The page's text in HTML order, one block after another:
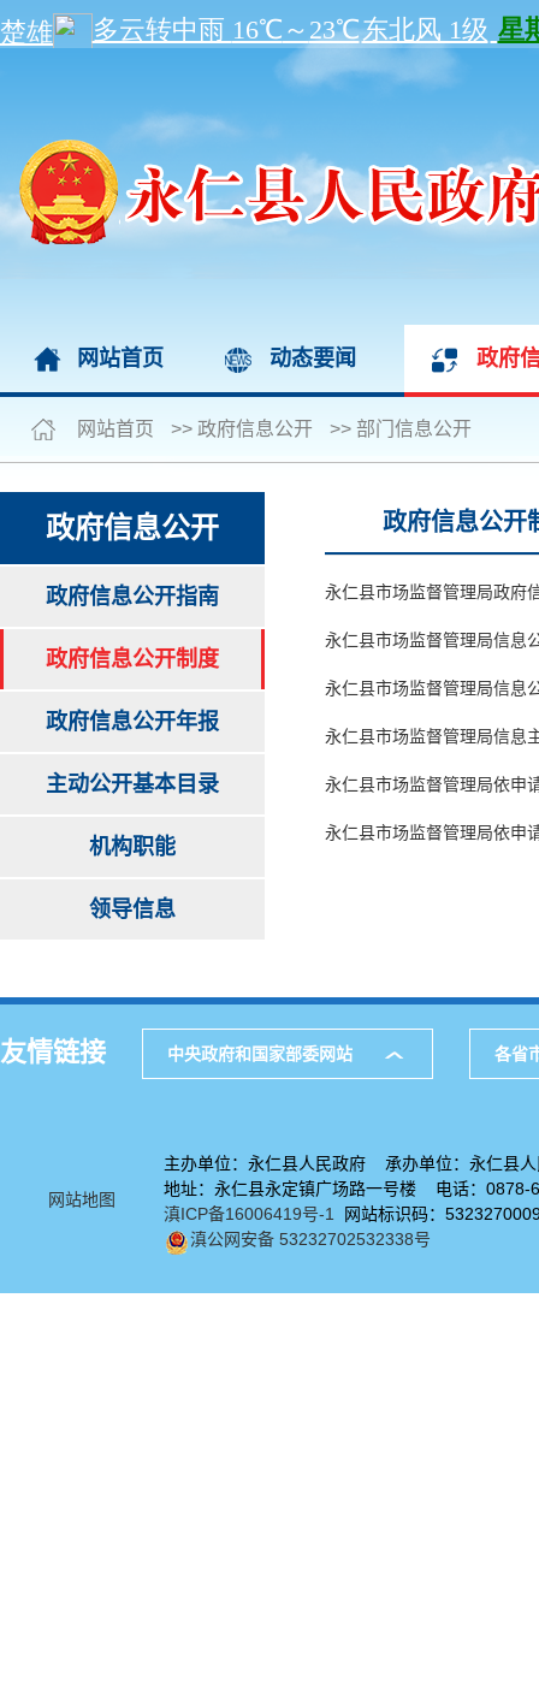
网站首页 动态要闻 政府
网站首页 >> 政府信息公开 >> 部门信息公开
政府信息公开
政府信息公开指南
政府信息公开制度
政府信息公开年报
主动公开基本目录
机构职能
领导信息
政府信息公开
永仁县市场监督管理局政府
永仁县市场监督管理局信息
永仁县市场监督管理局信息
永仁县市场监督管理局信息
永仁县市场监督管理局依申
永仁县市场监督管理局依申
友情链接 中央政府和国家部委网站 各省
网站地图
主办单位：永仁县人民政府 承办单位：永仁县人
地址：永仁县永定镇广场路一号楼 电话：0878-
滇ICP备16006419号-1
网站标识码：
滇公网安备 53232702532338号